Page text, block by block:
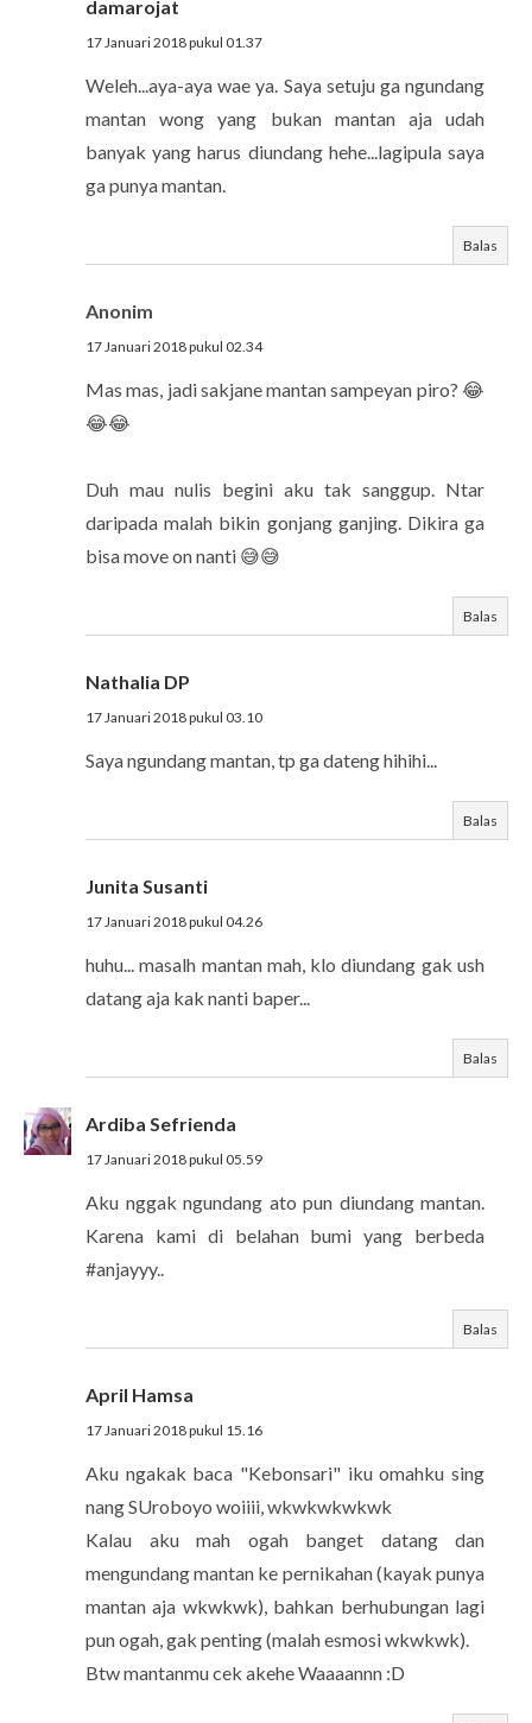
damarojat
17 Januari 2018 pukul 01.37
Weleh...aya-aya wae ya. Saya setuju ga ngundang
mantan wong yang bukan mantan aja udah
banyak yang harus diundang hehe...lagipula saya
ga punya mantan.
Balas
Anonim
17 Januari 2018 pukul 02.34
Mas mas, jadi sakjane mantan sampeyan piro? 😂
😂😂
Duh mau nulis begini aku tak sanggup. Ntar
daripada malah bikin gonjang ganjing. Dikira ga
bisa move on nanti 😅😅
Balas
Nathalia DP
17 Januari 2018 pukul 03.10
Saya ngundang mantan, tp ga dateng hihihi...
Balas
Junita Susanti
17 Januari 2018 pukul 04.26
huhu... masalh mantan mah, klo diundang gak ush
datang aja kak nanti baper...
Balas
Ardiba Sefrienda
17 Januari 2018 pukul 05.59
Aku nggak ngundang ato pun diundang mantan.
Karena kami di belahan bumi yang berbeda
#anjayyy..
Balas
April Hamsa
17 Januari 2018 pukul 15.16
Aku ngakak baca "Kebonsari" iku omahku sing
nang SUroboyo woiiii, wkwkwkwkwk
Kalau aku mah ogah banget datang dan
mengundang mantan ke pernikahan (kayak punya
mantan aja wkwkwk), bahkan berhubungan lagi
pun ogah, gak penting (malah esmosi wkwkwk).
Btw mantanmu cek akehe Waaaannn :D